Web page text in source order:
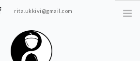
rita.ukkivi@gmail.com